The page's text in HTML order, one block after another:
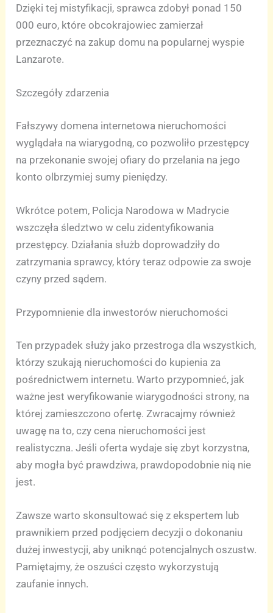
Dzięki tej mistyfikacji, sprawca zdobył ponad 150
000 euro, które obcokrajowiec zamierzał
przeznaczyć na zakup domu na popularnej wyspie
Lanzarote.
Szczegóły zdarzenia
Fałszywy domena internetowa nieruchomości
wyglądała na wiarygodną, co pozwoliło przestępcy
na przekonanie swojej ofiary do przelania na jego
konto olbrzymiej sumy pieniędzy.
Wkrótce potem, Policja Narodowa w Madrycie
wszczęła śledztwo w celu zidentyfikowania
przestępcy. Działania służb doprowadziły do
zatrzymania sprawcy, który teraz odpowie za swoje
czyny przed sądem.
Przypomnienie dla inwestorów nieruchomości
Ten przypadek służy jako przestroga dla wszystkich,
którzy szukają nieruchomości do kupienia za
pośrednictwem internetu. Warto przypomnieć, jak
ważne jest weryfikowanie wiarygodności strony, na
której zamieszczono ofertę. Zwracajmy również
uwagę na to, czy cena nieruchomości jest
realistyczna. Jeśli oferta wydaje się zbyt korzystna,
aby mogła być prawdziwa, prawdopodobnie nią nie
jest.
Zawsze warto skonsultować się z ekspertem lub
prawnikiem przed podjęciem decyzji o dokonaniu
dużej inwestycji, aby uniknąć potencjalnych oszustw.
Pamiętajmy, że oszuści często wykorzystują
zaufanie innych.